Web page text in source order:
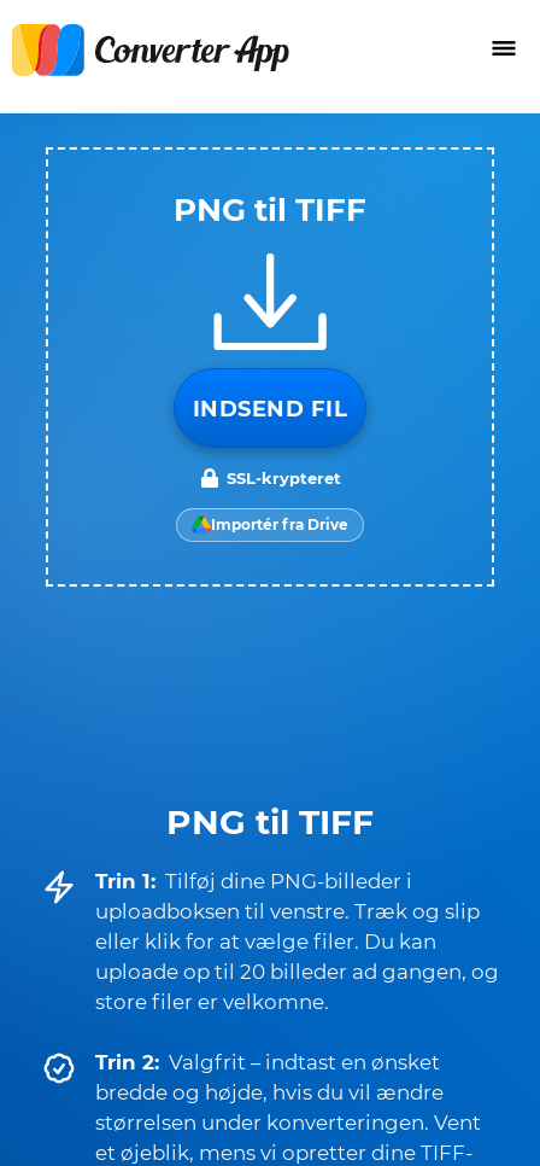
PNG til TIFF
Trin 1: Tilføj dine PNG-billeder i
uploadboksen til venstre. Træk og slip
eller klik for at vælge filer. Du kan
uploade op til 20 billeder ad gangen, og
store filer er velkomne.
Trin 2: Valgfrit – indtast en ønsket
bredde og højde, hvis du vil ændre
størrelsen under konverteringen. Vent
et øjeblik, mens vi opretter dine TIFF-
PNG til TIFF
INDSEND FIL
SSL-krypteret
Importér fra Drive